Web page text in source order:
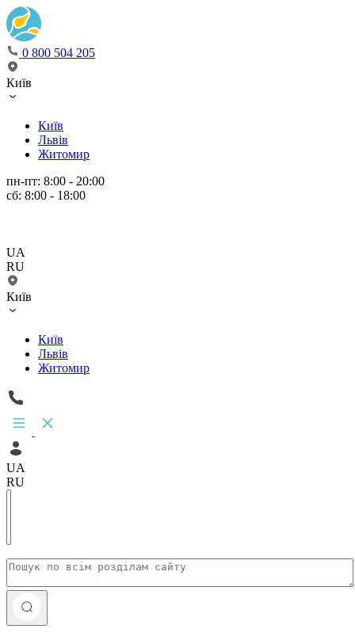
0 800 504 205
Київ
Київ
Львів
Житомир
пн-пт: 8:00 - 20:00
сб: 8:00 - 18:00
UA
RU
Київ
Київ
Львів
Житомир
UA
RU